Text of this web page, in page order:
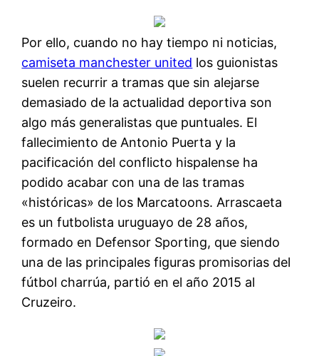
Por ello, cuando no hay tiempo ni noticias,
camiseta manchester united los guionistas
suelen recurrir a tramas que sin alejarse
demasiado de la actualidad deportiva son
algo más generalistas que puntuales. El
fallecimiento de Antonio Puerta y la
pacificación del conflicto hispalense ha
podido acabar con una de las tramas
«históricas» de los Marcatoons. Arrascaeta
es un futbolista uruguayo de 28 años,
formado en Defensor Sporting, que siendo
una de las principales figuras promisorias del
fútbol charrúa, partió en el año 2015 al
Cruzeiro.